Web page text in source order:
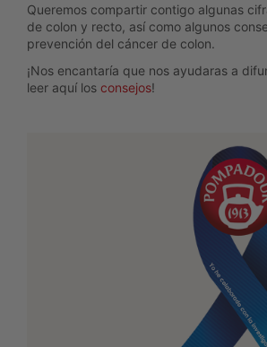
Queremos compartir contigo algunas
de colon y recto, así como algunos
prevención del cáncer de colon.
¡Nos encantaría que nos ayudaras a
leer aquí los consejos!